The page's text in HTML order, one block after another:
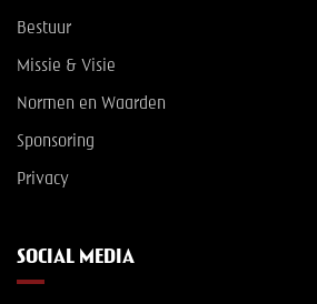
Bestuur
Missie & Visie
Normen en Waarden
Sponsoring
Privacy
SOCIAL MEDIA